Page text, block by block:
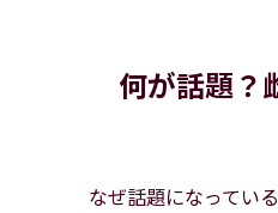
何が話題？
なぜ話題になってい